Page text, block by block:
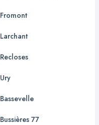
Fromont
Larchant
Recloses
Ury
Bassevelle
Bussières 77